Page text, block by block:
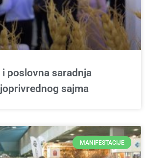
i poslovna saradnja
sajma
MANIFESTACIJE